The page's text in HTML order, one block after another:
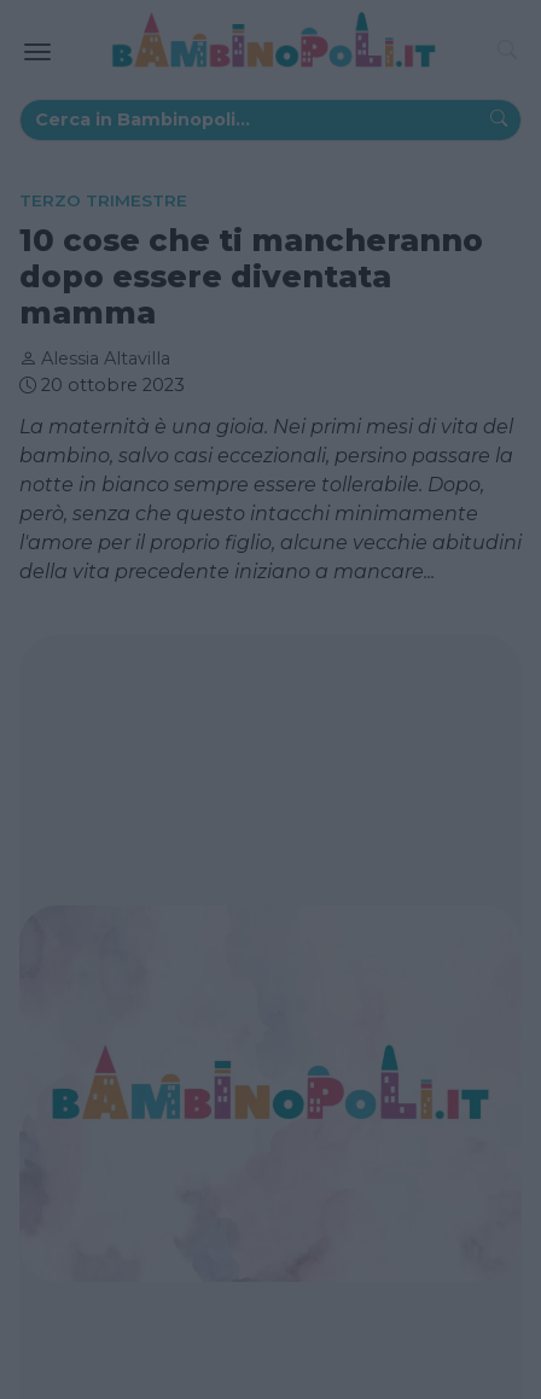
TERZO TRIMESTRE
10 cose che ti mancheranno
dopo essere diventata
mamma
Alessia Altavilla
20 ottobre 2023
La maternità è una gioia. Nei primi mesi di vita del
bambino, salvo casi eccezionali, persino passare la
notte in bianco sempre essere tollerabile. Dopo,
però, senza che questo intacchi minimamente
l'amore per il proprio figlio, alcune vecchie abitudini
della vita precedente iniziano a mancare...